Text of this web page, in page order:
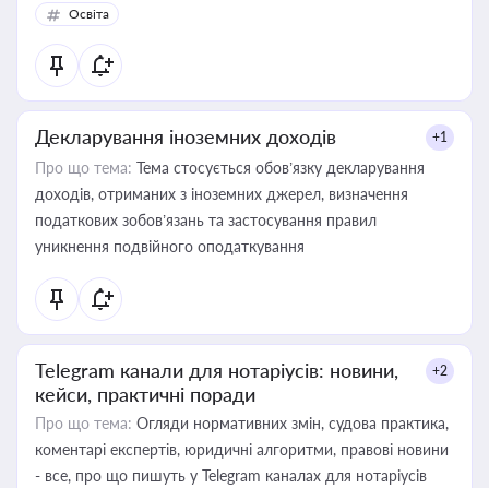
Освіта
Декларування іноземних доходів +1
Про що тема: Тема стосується обов’язку декларування
доходів, отриманих з іноземних джерел, визначення
податкових зобов’язань та застосування правил
уникнення подвійного оподаткування
Telegram канали для нотаріусів: новини,
кейси, практичні поради
+2
Про що тема: Огляди нормативних змін, судова практика,
коментарі експертів, юридичні алгоритми, правові новини
- все, про що пишуть у Telegram каналах для нотаріусів